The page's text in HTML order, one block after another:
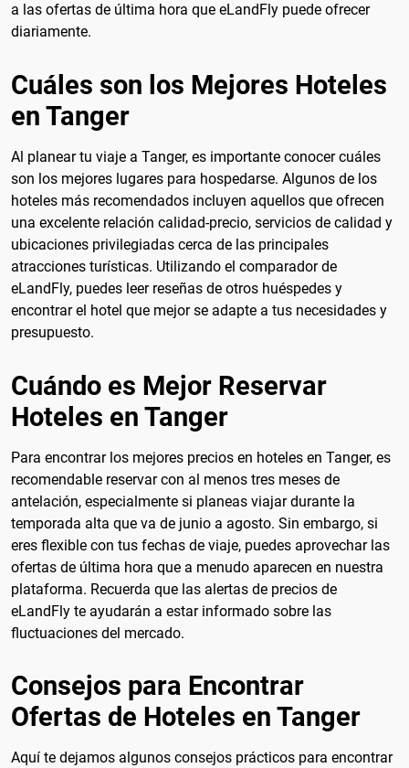
a las ofertas de última hora que eLandFly puede ofrecer
diariamente.
Cuáles son los Mejores Hoteles
en Tanger
Al planear tu viaje a Tanger, es importante conocer cuáles
son los mejores lugares para hospedarse. Algunos de los
hoteles más recomendados incluyen aquellos que ofrecen
una excelente relación calidad-precio, servicios de calidad y
ubicaciones privilegiadas cerca de las principales
atracciones turísticas. Utilizando el comparador de
eLandFly, puedes leer reseñas de otros huéspedes y
encontrar el hotel que mejor se adapte a tus necesidades y
presupuesto.
Cuándo es Mejor Reservar
Hoteles en Tanger
Para encontrar los mejores precios en hoteles en Tanger, es
recomendable reservar con al menos tres meses de
antelación, especialmente si planeas viajar durante la
temporada alta que va de junio a agosto. Sin embargo, si
eres flexible con tus fechas de viaje, puedes aprovechar las
ofertas de última hora que a menudo aparecen en nuestra
plataforma. Recuerda que las alertas de precios de
eLandFly te ayudarán a estar informado sobre las
fluctuaciones del mercado.
Consejos para Encontrar
Ofertas de Hoteles en Tanger
Aquí te dejamos algunos consejos prácticos para encontrar